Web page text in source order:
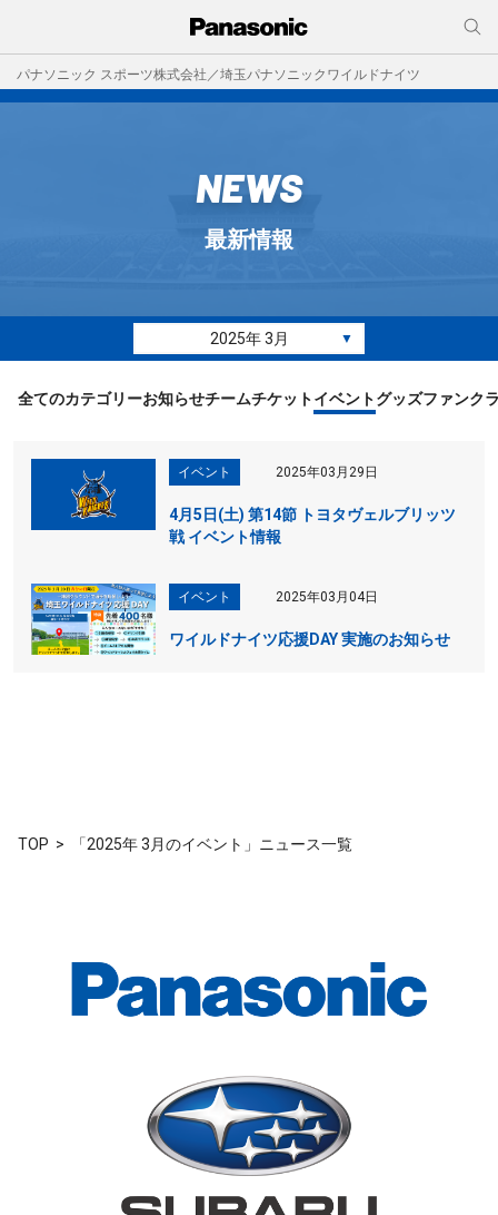
パナソニック スポーツ株式会社／埼玉パナソニックワイルドナイツ
NEWS
最新情報
2025年 3月 ▼
全てのカテゴリーお知らせチームチケットイベントグッズファンク
イベント 2025年03月29日
4月5日(土) 第14節 トヨタヴェルブリッツ
戦 イベント情報
イベント 2025年03月04日
ワイルドナイツ応援DAY 実施のお知らせ
TOP 「2025年 3月のイベント」ニュース一覧